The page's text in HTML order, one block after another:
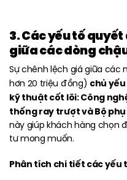
3. Các yếu tố
giữa các dòng
Sự chênh lệch giá giữa các
hơn 20 triệu đồng) chủ
kỹ thuật cốt lõi: Công
thống ray trượt và Bộ
này giúp khách hàng chọn
tư mong muốn.
Phân tích chi tiết các yếu